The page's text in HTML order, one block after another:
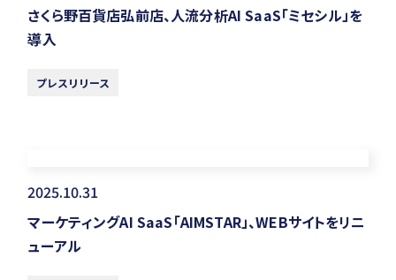
さくら野百貨店弘前店、人流分析AI SaaS「ミセシル」を
導入
プレスリリース
2025.10.31
マーケティングAI SaaS「AIMSTAR」、WEBサイトをリニ
ューアル